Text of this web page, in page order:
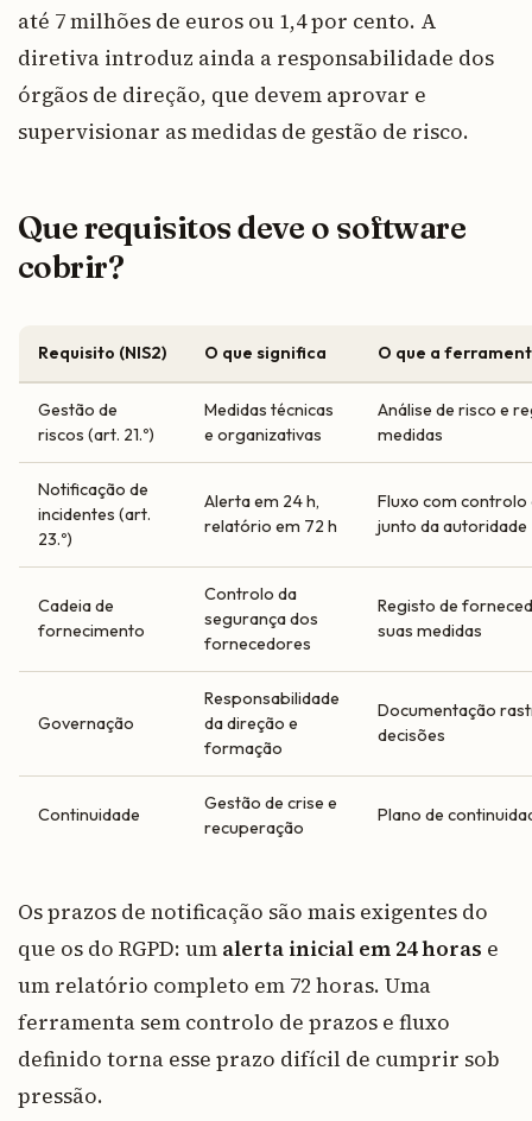
até 7 milhões de euros ou 1,4 por cento. A
diretiva introduz ainda a responsabilidade dos
órgãos de direção, que devem aprovar e
supervisionar as medidas de gestão de risco.
Que requisitos deve o software
cobrir?
Requisito (NIS2) O que significa O que a
Gestão de
riscos (art. 21.º)
Medidas técnicas
e organizativas
Análise de risco e
medidas
Notificação de
incidentes (art.
23.º)
Alerta em 24 h,
relatório em 72 h
Fluxo com controlo
junto da autoridade
Cadeia de
fornecimento
Controlo da
segurança dos
fornecedores
Registo de
suas medidas
Governação
Responsabilidade
da direção e
formação
Documentação
decisões
Continuidade
Gestão de crise e
recuperação
Plano de
Os prazos de notificação são mais exigentes do
que os do RGPD: um alerta inicial em 24 horas e
um relatório completo em 72 horas. Uma
ferramenta sem controlo de prazos e fluxo
definido torna esse prazo difícil de cumprir sob
pressão.